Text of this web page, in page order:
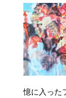
憶に入った